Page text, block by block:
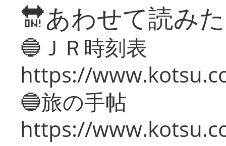
🔛あわせて読み
🔵ＪＲ時刻表
https://
🔵旅の手帖
https://